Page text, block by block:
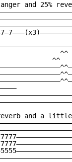
and 25%
^^
^^
and a